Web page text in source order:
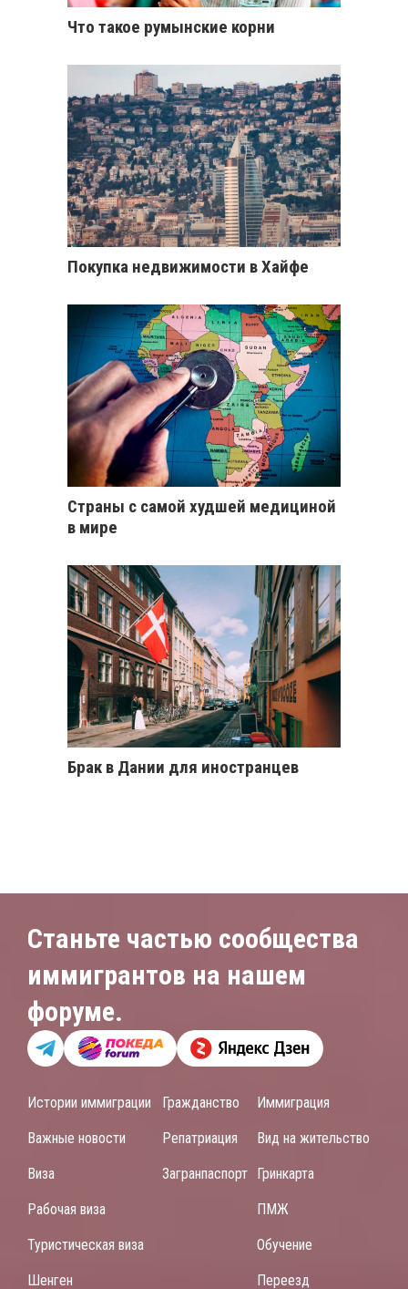
Что такое румынские корни
Покупка недвижимости в Хайфе
Страны с самой худшей медициной
в мире
Брак в Дании для иностранцев
Станьте частью сообщества
иммигрантов на нашем
форуме.
Истории иммиграции
Важные новости
Виза
Рабочая виза
Туристическая виза
Шенген
Гражданство
Репатриация
Загранпаспорт
Иммиграция
Вид на жительство
Гринкарта
ПМЖ
Обучение
Переезд